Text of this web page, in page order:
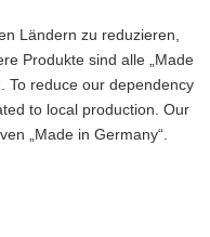
Ländern zu reduzieren,
Produkte sind alle „Made
To reduce our dependency
to local production. Our
„Made in Germany“.